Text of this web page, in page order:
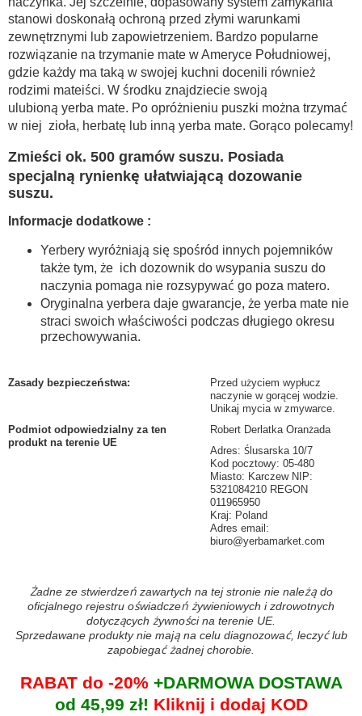
stanowi doskonałą ochroną przed złymi warunkami
zewnętrznymi lub zapowietrzeniem. Bardzo popularne
rozwiązanie na trzymanie mate w Ameryce Południowej,
gdzie każdy ma taką w swojej kuchni docenili również
rodzimi mateiści. W środku znajdziecie swoją
ulubioną yerba mate. Po opróżnieniu puszki można trzymać
w niej zioła, herbatę lub inną yerba mate. Gorąco polecamy!
Zmieści ok. 500 gramów suszu. Posiada
specjalną rynienkę ułatwiającą dozowanie
suszu.
Informacje dodatkowe :
Yerbery wyróżniają się spośród innych pojemników
także tym, że ich dozownik do wsypania suszu do
naczynia pomaga nie rozsypywać go poza matero.
Oryginalna yerbera daje gwarancje, że yerba mate nie
straci swoich właściwości podczas długiego okresu
przechowywania.
Zasady bezpieczeństwa:
Przed użyciem wypłucz
naczynie w gorącej wodzie.
Unikaj mycia w zmywarce.
Podmiot odpowiedzialny za ten
produkt na terenie UE
Robert Derlatka Oranżada
Adres: Ślusarska 10/7
Kod pocztowy: 05-480
Miasto: Karczew NIP:
5321084210 REGON
011965950
Kraj: Poland
Adres email:
biuro@yerbamarket.com
Żadne ze stwierdzeń zawartych na tej stronie nie należą do
oficjalnego rejestru oświadczeń żywieniowych i zdrowotnych
dotyczących żywności na terenie UE.
Sprzedawane produkty nie mają na celu diagnozować, leczyć lub
zapobiegać żadnej chorobie.
RABAT do -20%+DARMOWA DOSTAWA
od 45,99 zł! Kliknij i dodaj KOD